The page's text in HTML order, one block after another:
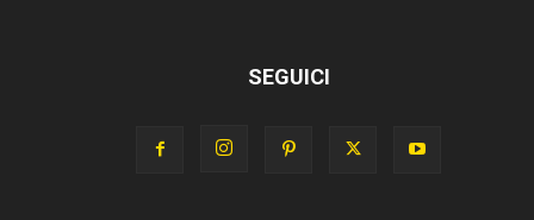
SEGUICI